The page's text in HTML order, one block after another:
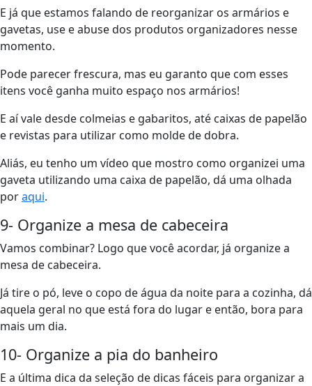
E já que estamos falando de reorganizar os armários e
gavetas, use e abuse dos produtos organizadores nesse
momento.
Pode parecer frescura, mas eu garanto que com esses
itens você ganha muito espaço nos armários!
E aí vale desde colmeias e gabaritos, até caixas de papelão
e revistas para utilizar como molde de dobra.
Aliás, eu tenho um vídeo que mostro como organizei uma
gaveta utilizando uma caixa de papelão, dá uma olhada
poraqui.
9- Organize a mesa de cabeceira
Vamos combinar? Logo que você acordar, já organize a
mesa de cabeceira.
Já tire o pó, leve o copo de água da noite para a cozinha, dá
aquela geral no que está fora do lugar e então, bora para
mais um dia.
10- Organize a pia do banheiro
E a última dica da seleção de dicas fáceis para organizar a